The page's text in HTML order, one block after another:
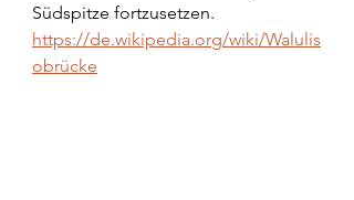
Südspitze fortzusetzen.
https://de.wikipedia.org/wiki/Walulis
obrücke